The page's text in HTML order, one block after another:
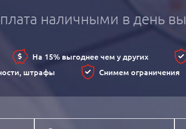
наличными в день
На 15% выгоднее чем у других
штрафы
Снимем ограничения